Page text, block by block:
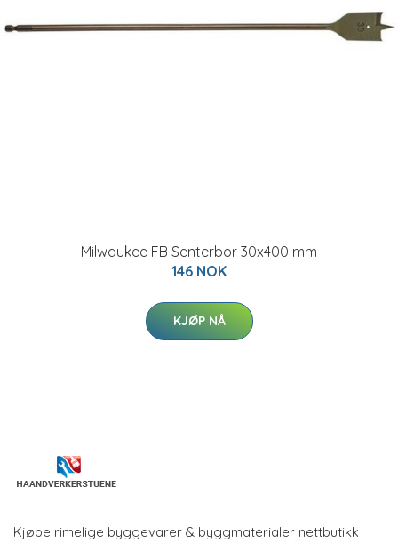
Milwaukee FB Senterbor 30x400 mm
146 NOK
KJØP NÅ
Kjøpe rimelige byggevarer & byggmaterialer nettbutikk